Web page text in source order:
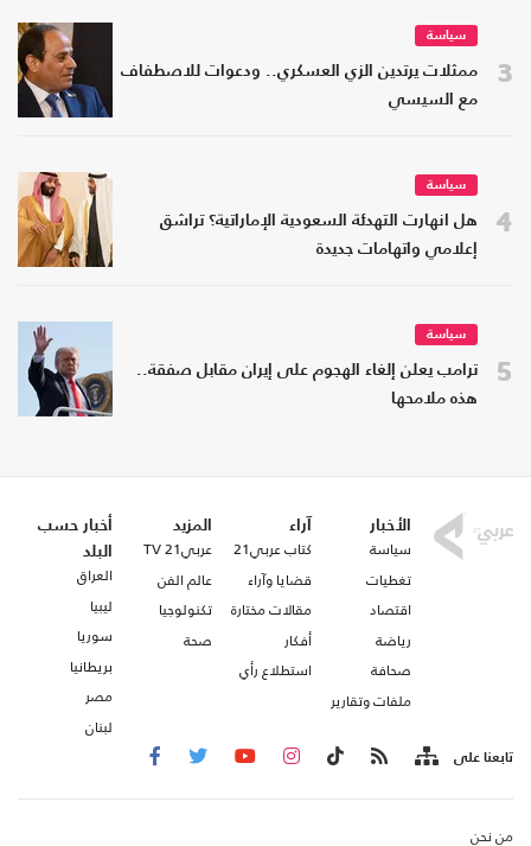
3
سياسة
ممثلات يرتدين الزي العسكري.. ودعوات للاصطفاف
مع السيسي
4
سياسة
هل انهارت التهدئة السعودية الإماراتية؟ تراشق
إعلامي واتهامات جديدة
5
سياسة
ترامب يعلن إلغاء الهجوم على إيران مقابل صفقة..
هذه ملامحها
الأخبار
سياسة
تغطيات
اقتصاد
رياضة
صحافة
ملفات وتقارير
آراء
كتاب عربي21
قضايا وآراء
مقالات مختارة
أفكار
استطلاع رأي
المزيد
عربي21 TV
عالم الفن
تكنولوجيا
صحة
أخبار حسب
البلد
العراق
ليبيا
سوريا
بريطانيا
مصر
لبنان
تابعنا على
من نحن